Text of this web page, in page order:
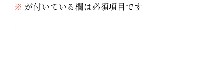
※ が付いている欄は必須項目です